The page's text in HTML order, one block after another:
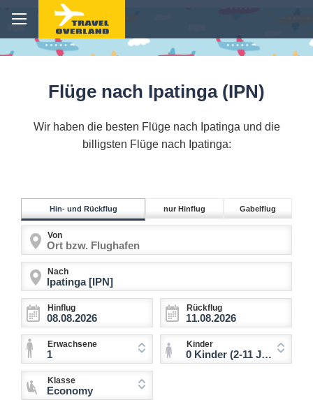
Flüge nach Ipatinga (IPN)
Wir haben die besten Flüge nach Ipatinga und die
billigsten Flüge nach Ipatinga:
Hin- und Rückflug nur Hinflug Gabelflug
Von
Nach
Hinflug Rückflug
Erwachsene
1
Kinder
0 Kinder (2-11 Jahre)
Klasse
Economy